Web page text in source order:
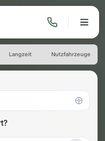
Langzeit Nutzfahrzeuge